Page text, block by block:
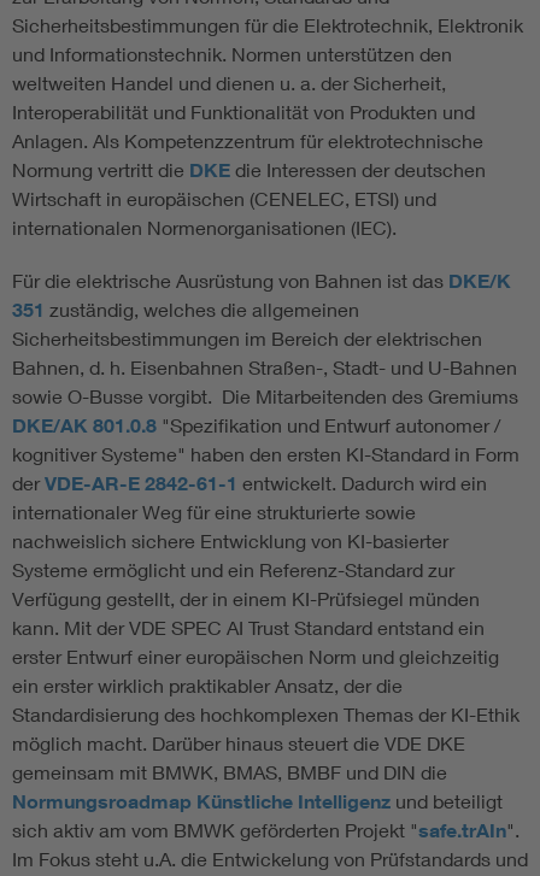
Sicherheitsbestimmungen für die Elektrotechnik, Elektronik
und Informationstechnik. Normen unterstützen den
weltweiten Handel und dienen u. a. der Sicherheit,
Interoperabilität und Funktionalität von Produkten und
Anlagen. Als Kompetenzzentrum für elektrotechnische
Normung vertritt die DKE die Interessen der deutschen
Wirtschaft in europäischen (CENELEC, ETSI) und
internationalen Normenorganisationen (IEC).
Für die elektrische Ausrüstung von Bahnen ist das DKE/K
351 zuständig, welches die allgemeinen
Sicherheitsbestimmungen im Bereich der elektrischen
Bahnen, d. h. Eisenbahnen Straßen-, Stadt- und U-Bahnen
sowie O-Busse vorgibt. Die Mitarbeitenden des Gremiums
DKE/AK 801.0.8 "Spezifikation und Entwurf autonomer /
kognitiver Systeme" haben den ersten KI-Standard in Form
derVDE-AR-E 2842-61-1 entwickelt. Dadurch wird ein
internationaler Weg für eine strukturierte sowie
nachweislich sichere Entwicklung von KI-basierter
Systeme ermöglicht und ein Referenz-Standard zur
Verfügung gestellt, der in einem KI-Prüfsiegel münden
kann. Mit der VDE SPEC AI Trust Standard entstand ein
erster Entwurf einer europäischen Norm und gleichzeitig
ein erster wirklich praktikabler Ansatz, der die
Standardisierung des hochkomplexen Themas der KI-Ethik
möglich macht. Darüber hinaus steuert die VDE DKE
gemeinsam mit BMWK, BMAS, BMBF und DIN die
Normungsroadmap Künstliche Intelligenz und beteiligt
sich aktiv am vom BMWK geförderten Projekt "safe.trAIn".
Im Fokus steht u.A. die Entwickelung von Prüfstandards und